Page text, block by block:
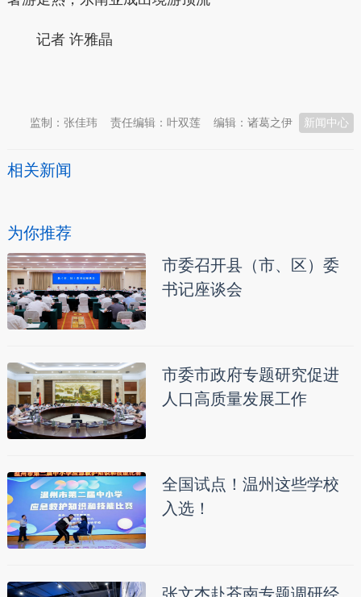
记者 许雅晶
新闻中心
编辑：诸葛之伊
责任编辑：叶双莲
监制：张佳玮
相关新闻
为你推荐
市委召开县（市、区）委
书记座谈会
市委市政府专题研究促进
人口高质量发展工作
全国试点！温州这些学校
入选！
张文杰赴苍南专题调研经